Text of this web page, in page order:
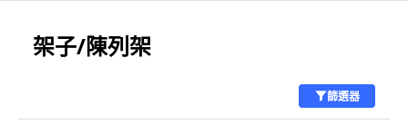
架子/陳列架
篩選器